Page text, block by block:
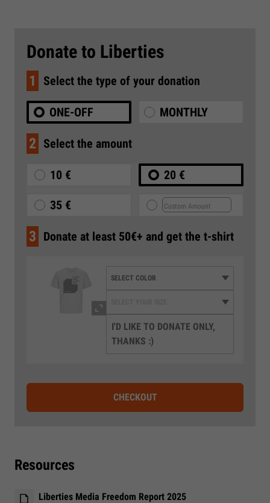
Donate to Liberties
1 Select the type of your donation
ONE-OFF MONTHLY
2 Select the amount
10 € 20 €
35 €
3 Donate at least 50€+ and get the t-shirt
I'D LIKE TO DONATE ONLY,
THANKS :)
CHECKOUT
Resources
Liberties Media Freedom Report 2025